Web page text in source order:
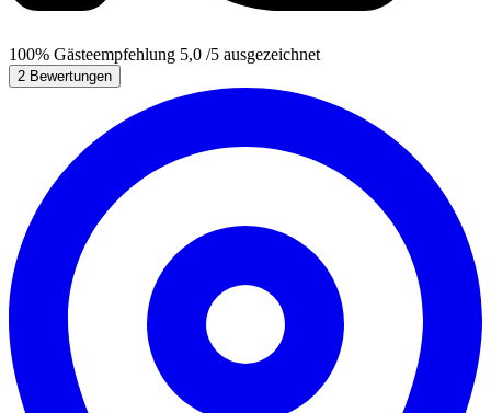
100% Gästeempfehlung 5,0 /5 ausgezeichnet
2 Bewertungen